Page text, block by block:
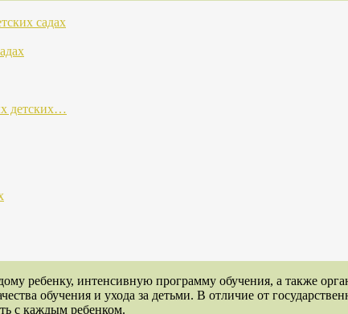
садах
детских…
ребенку, интенсивную программу обучения, а также
обучения и ухода за детьми. В отличие от
с каждым ребенком.